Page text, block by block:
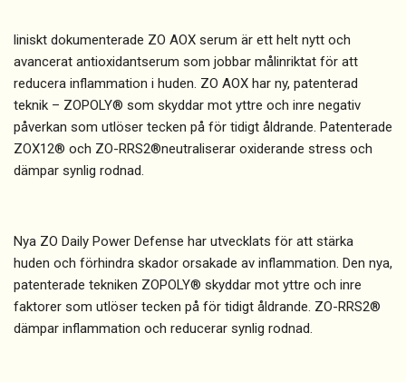
liniskt dokumenterade ZO AOX serum är ett helt nytt och
avancerat antioxidantserum som jobbar målinriktat för att
reducera inflammation i huden. ZO AOX har ny, patenterad
teknik – ZOPOLY® som skyddar mot yttre och inre negativ
påverkan som utlöser tecken på för tidigt åldrande. Patenterade
ZOX12® och ZO-RRS2®neutraliserar oxiderande stress och
dämpar synlig rodnad.
Nya ZO Daily Power Defense har utvecklats för att stärka
huden och förhindra skador orsakade av inflammation. Den nya,
patenterade tekniken ZOPOLY® skyddar mot yttre och inre
faktorer som utlöser tecken på för tidigt åldrande. ZO-RRS2®
dämpar inflammation och reducerar synlig rodnad.